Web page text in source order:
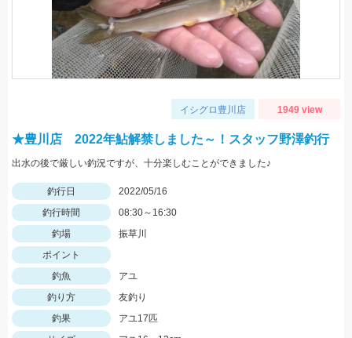
イシグロ豊川店 1949 view
★豊川店 2022年鮎解禁しました～！スタッフ野澤釣行
出水の後で厳しい釣況ですが、十分楽しむことができました♪
釣行日
2022/05/16
釣行時間
08:30～16:30
釣場
振草川
ポイント
釣魚
アユ
釣り方
友釣り
釣果
アユ17匹